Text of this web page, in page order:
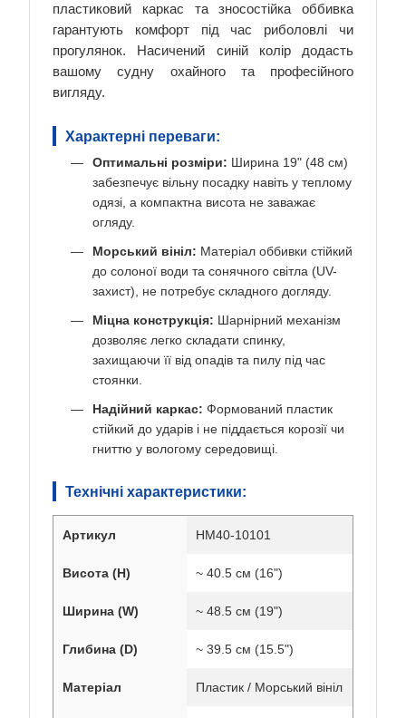
пластиковий каркас та зносостійка оббивка
гарантують комфорт під час риболовлі чи
прогулянок. Насичений синій колір додасть
вашому судну охайного та професійного
вигляду.
Характерні переваги:
Оптимальні розміри: Ширина 19" (48 см)
забезпечує вільну посадку навіть у теплому
одязі, а компактна висота не заважає
огляду.
Морський вініл: Матеріал оббивки стійкий
до солоної води та сонячного світла (UV-
захист), не потребує складного догляду.
Міцна конструкція: Шарнірний механізм
дозволяє легко складати спинку,
захищаючи її від опадів та пилу під час
стоянки.
Надійний каркас: Формований пластик
стійкий до ударів і не піддається корозії чи
гниттю у вологому середовищі.
Технічні характеристики:
Артикул HM40-10101
Висота (H) ~ 40.5 см (16")
Ширина (W) ~ 48.5 см (19")
Глибина (D) ~ 39.5 см (15.5")
Матеріал Пластик / Морський вініл